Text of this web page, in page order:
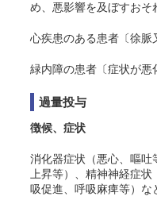
め、悪影響を及ぼすおそ
心疾患のある患者〔徐脈
緑内障の患者〔症状が悪
過量投与
徴候、症状
消化器症状（悪心、嘔
上昇等）、精神神経症
吸促進、呼吸麻痺等）な